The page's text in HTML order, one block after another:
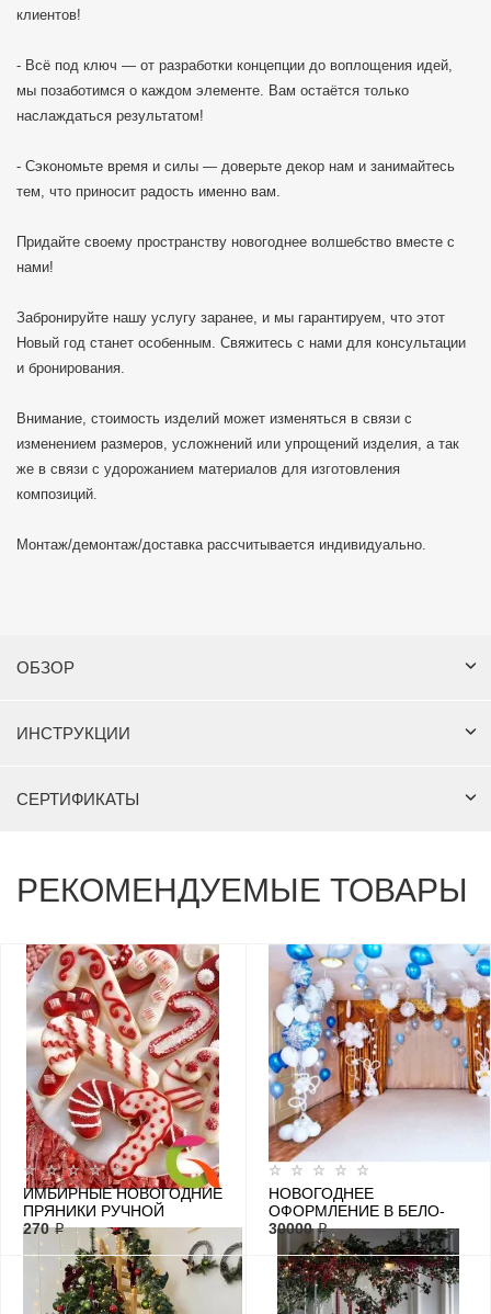
клиентов!
- Всё под ключ — от разработки концепции до воплощения идей,
мы позаботимся о каждом элементе. Вам остаётся только
наслаждаться результатом!
- Сэкономьте время и силы — доверьте декор нам и занимайтесь
тем, что приносит радость именно вам.
Придайте своему пространству новогоднее волшебство вместе с
нами!
Забронируйте нашу услугу заранее, и мы гарантируем, что этот
Новый год станет особенным. Свяжитесь с нами для консультации
и бронирования.
Внимание, стоимость изделий может изменяться в связи с
изменением размеров, усложнений или упрощений изделия, а так
же в связи с удорожанием материалов для изготовления
композиций.
Монтаж/демонтаж/доставка рассчитывается индивидуально.
ОБЗОР
ИНСТРУКЦИИ
СЕРТИФИКАТЫ
РЕКОМЕНДУЕМЫЕ ТОВАРЫ
ИМБИРНЫЕ НОВОГОДНИЕ
ПРЯНИКИ РУЧНОЙ
РАБОТЫ
270 ₽
НОВОГОДНЕЕ
ОФОРМЛЕНИЕ В БЕЛО-
ГОЛУБОМ ЦВЕТЕ
30000 ₽